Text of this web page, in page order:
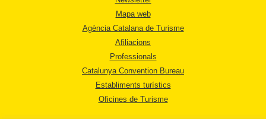
Mapa web
Agència Catalana de Turisme
Afiliacions
Professionals
Catalunya Convention Bureau
Establiments turístics
Oficines de Turisme